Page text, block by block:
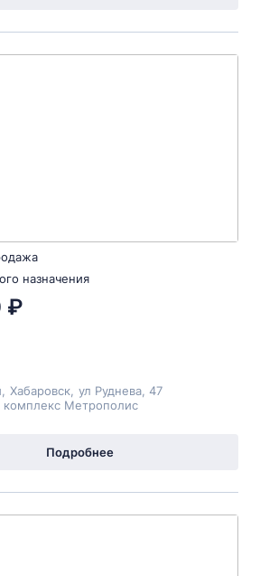
назначения
₽
Хабаровск ул Руднева , 47
Метрополис
Подробнее